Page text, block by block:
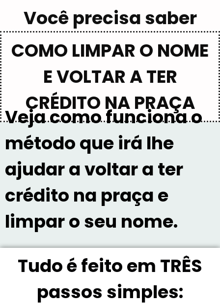
Você precisa saber
isso:
COMO LIMPAR O NOME
E VOLTAR A TER
CRÉDITO NA PRAÇA
Veja como funciona o
método que irá lhe
ajudar a voltar a ter
crédito na praça e
limpar o seu nome.
Tudo é feito em TRÊS
passos simples: